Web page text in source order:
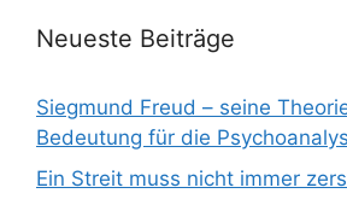
Neueste Beiträge
Siegmund Freud – seine
Bedeutung für die
Ein Streit muss nicht immer